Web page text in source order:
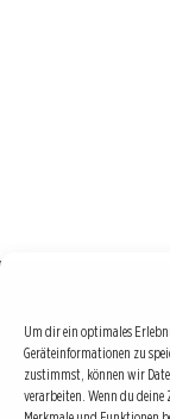
Um dir ein optimales
Geräteinformationen zu
zustimmst, können wir
verarbeiten. Wenn du
Börse : lokal,
Erfolgreiche
richtige Interpretationen